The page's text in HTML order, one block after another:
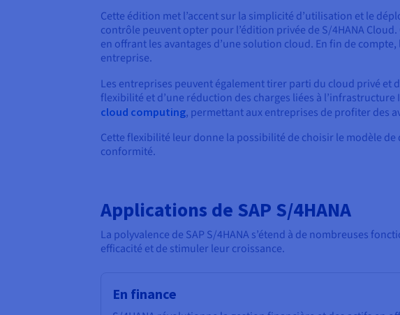
Cette édition met l’accent sur la simplicité d’utilisation et le
contrôle peuvent opter pour l’édition privée de S/4HANA
en offrant les avantages d’une solution cloud. En fin de
entreprise.
Les entreprises peuvent également tirer parti du cloud privé et
flexibilité et d’une réduction des charges liées à
cloud computing, permettant aux entreprises de profiter des
Cette flexibilité leur donne la possibilité de choisir le modèle
conformité.
Applications de SAP S/4HANA
La polyvalence de SAP S/4HANA s’étend à de nombreuses
efficacité et de stimuler leur croissance.
En finance